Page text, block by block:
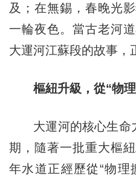
及；在無錫，春晚光
一輪夜色。當古老河
大運河江蘇段的故事，
樞紐升級，從“物
大運河的核心生命
期，隨著一批重大樞
年水道正經歷從“物理